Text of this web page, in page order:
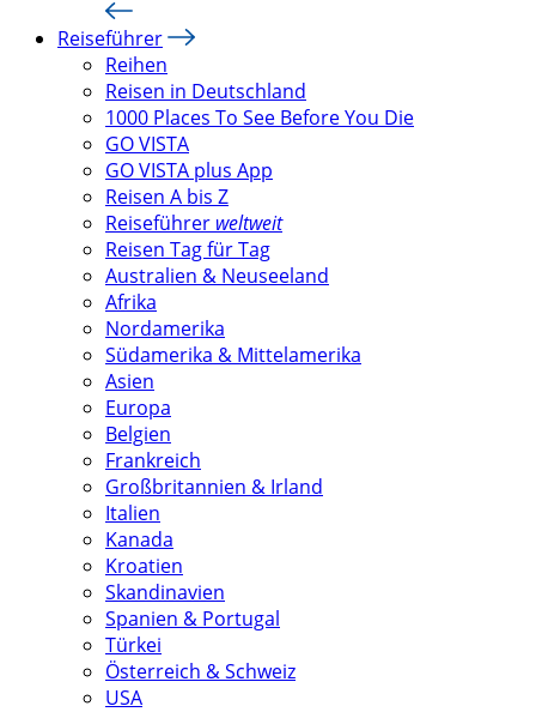
Reiseführer
Reihen
Reisen in Deutschland
1000 Places To See Before You Die
GO VISTA
GO VISTA plus App
Reisen A bis Z
Reiseführer weltweit
Reisen Tag für Tag
Australien & Neuseeland
Afrika
Nordamerika
Südamerika & Mittelamerika
Asien
Europa
Belgien
Frankreich
Großbritannien & Irland
Italien
Kanada
Kroatien
Skandinavien
Spanien & Portugal
Türkei
Österreich & Schweiz
USA